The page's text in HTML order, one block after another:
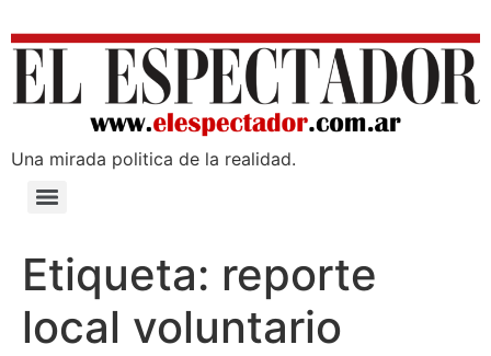
Una mirada poli­tica de la realidad.
Etiqueta: reporte
local voluntario